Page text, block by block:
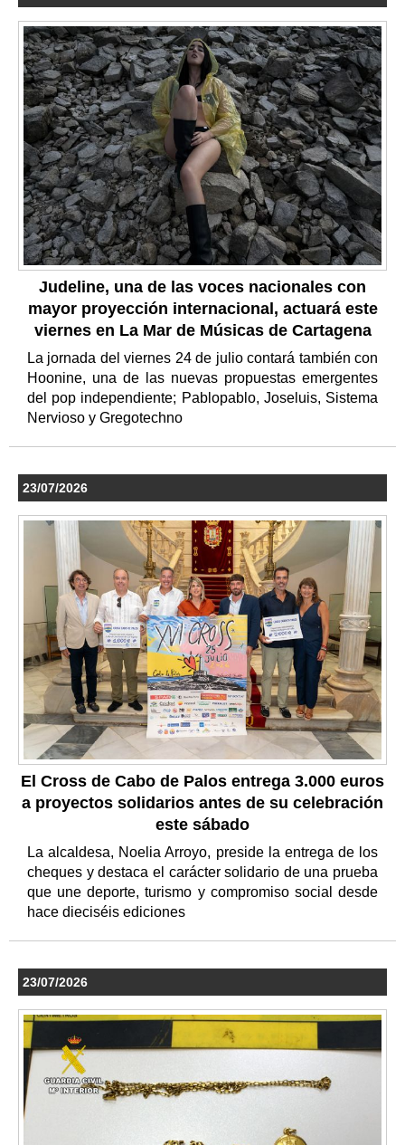
Judeline, una de las voces nacionales con
mayor proyección internacional, actuará este
viernes en La Mar de Músicas de Cartagena
La jornada del viernes 24 de julio contará también con
Hoonine, una de las nuevas propuestas emergentes
del pop independiente; Pablopablo, Joseluis, Sistema
Nervioso y Gregotechno
23/07/2026
El Cross de Cabo de Palos entrega 3.000 euros
a proyectos solidarios antes de su celebración
este sábado
La alcaldesa, Noelia Arroyo, preside la entrega de los
cheques y destaca el carácter solidario de una prueba
que une deporte, turismo y compromiso social desde
hace dieciséis ediciones
23/07/2026